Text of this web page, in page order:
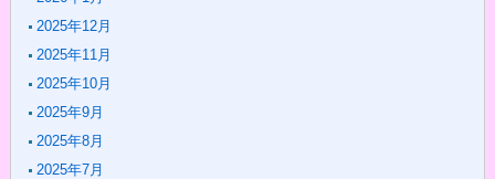
2025年12月
2025年11月
2025年10月
2025年9月
2025年8月
2025年7月